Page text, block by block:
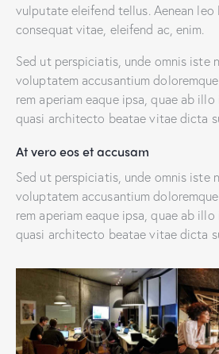
vulputate eleifend tellus. Aenean
consequat vitae, eleifend ac, enim.
Sed ut perspiciatis, unde omnis iste
voluptatem accusantium
rem aperiam eaque ipsa, quae ab
quasi architecto beatae vitae dicta
At vero eos et accusam
Sed ut perspiciatis, unde omnis iste
voluptatem accusantium
rem aperiam eaque ipsa, quae ab
quasi architecto beatae vitae dicta